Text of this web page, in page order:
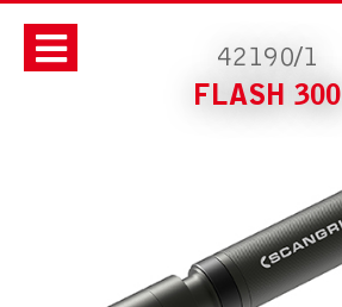
42190/1
FLASH 300